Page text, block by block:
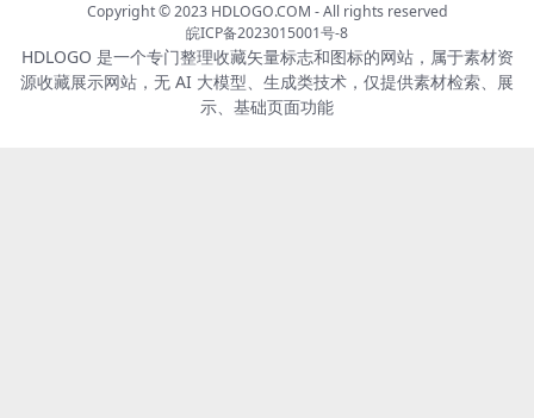
Copyright © 2023 HDLOGO.COM - All rights reserved
皖ICP备2023015001号-8
HDLOGO 是一个专门整理收藏矢量标志和图标的网站，属于素材资
源收藏展示网站，无 AI 大模型、生成类技术，仅提供素材检索、展
示、基础页面功能